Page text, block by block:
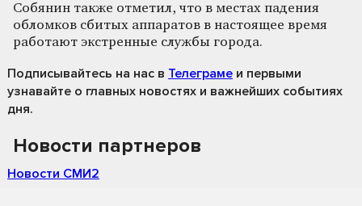
Собянин также отметил, что в местах падения
обломков сбитых аппаратов в настоящее время
работают экстренные службы города.
Подписывайтесь на нас в Телеграме и первыми
узнавайте о главных новостях и важнейших событиях
дня.
Новости партнеров
Новости СМИ2